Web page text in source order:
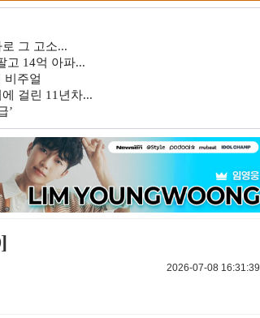
그 고소...
고 14억 아파...
비주얼
걸린 11년차...
’
2026-07-08 16:31:39